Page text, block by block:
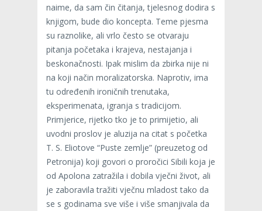
naime, da sam čin čitanja, tjelesnog dodira s
knjigom, bude dio koncepta. Teme pjesma
su raznolike, ali vrlo često se otvaraju
pitanja početaka i krajeva, nestajanja i
beskonačnosti. Ipak mislim da zbirka nije ni
na koji način moralizatorska. Naprotiv, ima
tu određenih ironičnih trenutaka,
eksperimenata, igranja s tradicijom.
Primjerice, rijetko tko je to primijetio, ali
uvodni proslov je aluzija na citat s početka
T. S. Eliotove “Puste zemlje” (preuzetog od
Petronija) koji govori o proročici Sibili koja je
od Apolona zatražila i dobila vječni život, ali
je zaboravila tražiti vječnu mladost tako da
se s godinama sve više i više smanjivala da